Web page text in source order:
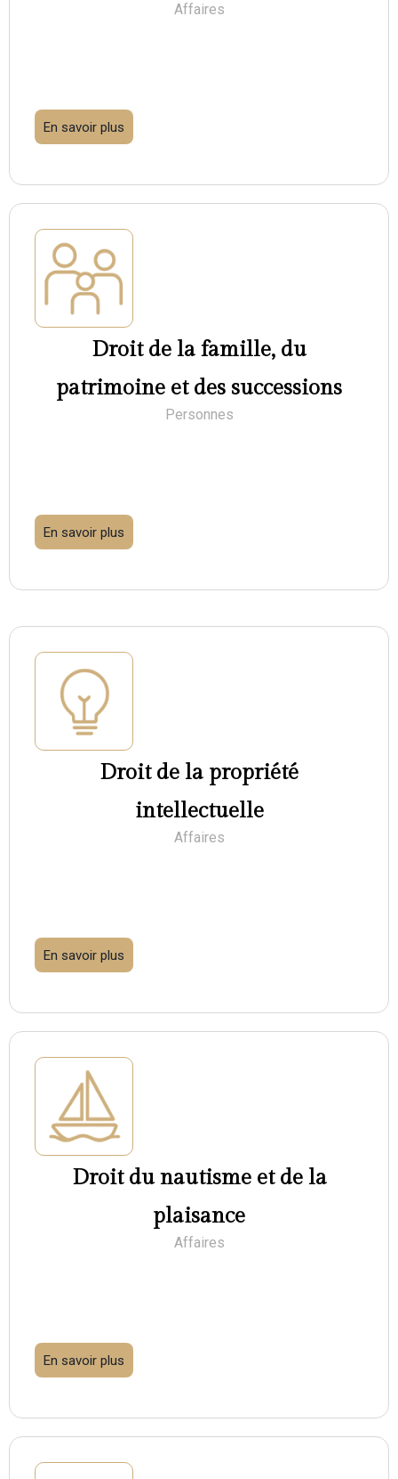
Affaires
En savoir plus
Droit de la famille, du
patrimoine et des successions
Personnes
En savoir plus
Droit de la propriété
intellectuelle
Affaires
En savoir plus
Droit du nautisme et de la
plaisance
Affaires
En savoir plus